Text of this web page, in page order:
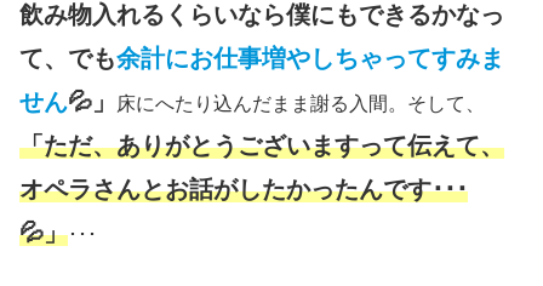
飲み物入れるくらいなら僕にもできるかなっ
て、でも余計にお仕事増やしちゃってすみま
せん💦」 床にへたり込んだまま謝る入間。そして、
「ただ、ありがとうございますって伝えて、
オペラさんとお話がしたかったんです･･･
💦」･･･